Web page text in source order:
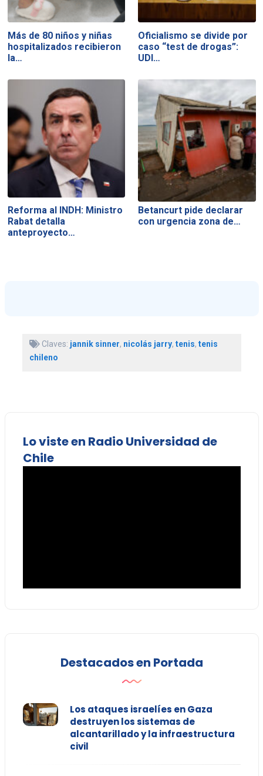
Más de 80 niños y niñas
hospitalizados recibieron
la…
Oficialismo se divide por
caso “test de drogas”:
UDI…
Reforma al INDH: Ministro
Rabat detalla
anteproyecto…
Betancurt pide declarar
con urgencia zona de…
Claves: jannik sinner, nicolás jarry, tenis, tenis
chileno
Lo viste en Radio Universidad de
Chile
Destacados en Portada
Los ataques israelíes en Gaza
destruyen los sistemas de
alcantarillado y la infraestructura
civil